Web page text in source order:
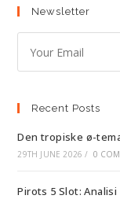
Newsletter
Recent Posts
Den tropiske ø-
29TH JUNE 2026 / 0
Pirots 5 Slot: